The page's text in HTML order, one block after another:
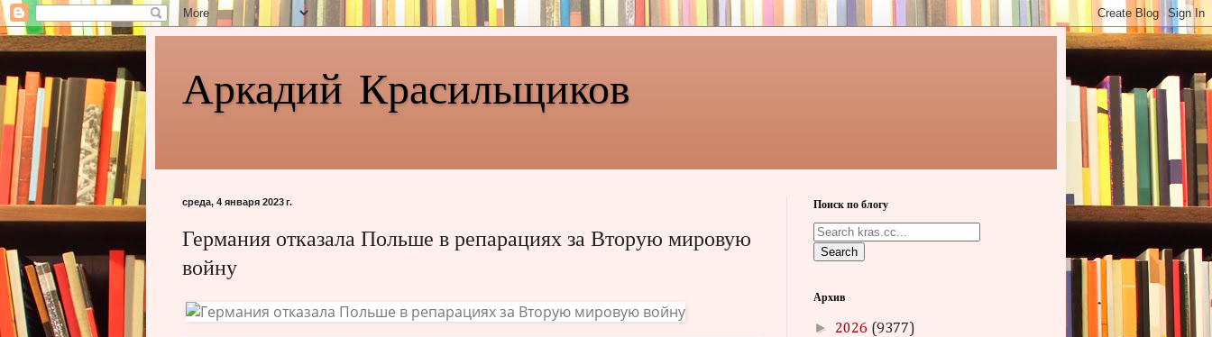
Аркадий Красильщиков
среда, 4 января 2023 г.
Германия отказала Польше в репарациях за Вторую мировую
войну
Поиск по блогу
Search
Архив
► 2026 (9377)